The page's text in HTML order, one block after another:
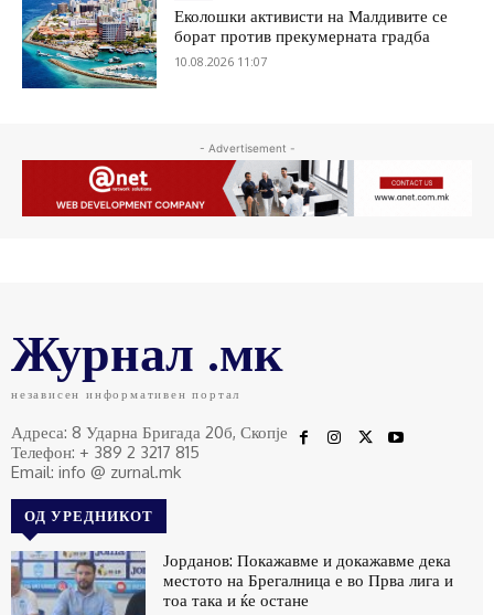
Еколошки активисти на Малдивите се
борат против прекумерната градба
10.08.2026 11:07
- Advertisement -
Журнал .мк
независен информативен портал
Адреса: 8 Ударна Бригада 20б, Скопје
Телефон: + 389 2 3217 815
Email: info @ zurnal.mk
ОД УРЕДНИКОТ
Јорданов: Покажавме и докажавме дека
местото на Брегалница е во Прва лига и
тоа така и ќе остане